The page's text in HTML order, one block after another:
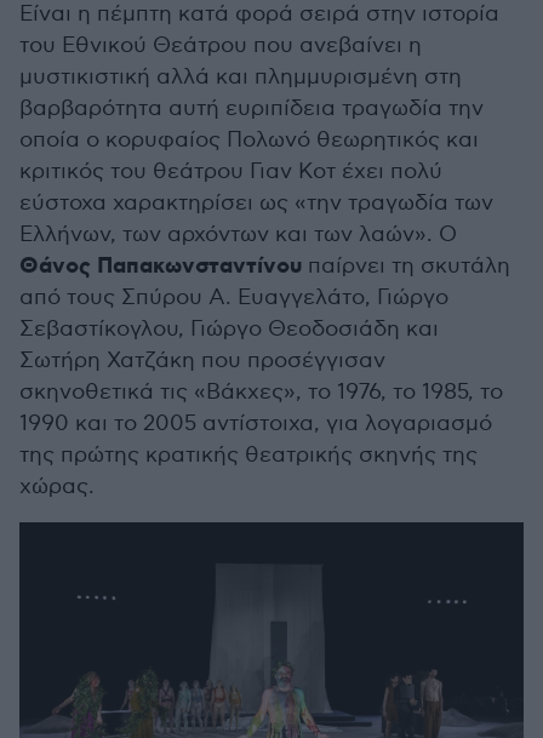
Είναι η πέμπτη κατά φορά σειρά στην ιστορία
του Εθνικού Θεάτρου που ανεβαίνει η
μυστικιστική αλλά και πλημμυρισμένη στη
βαρβαρότητα αυτή ευριπίδεια τραγωδία την
οποία ο κορυφαίος Πολωνό θεωρητικός και
κριτικός του θεάτρου Γιαν Κοτ έχει πολύ
εύστοχα χαρακτηρίσει ως «την τραγωδία των
Ελλήνων, των αρχόντων και των λαών». Ο
Θάνος Παπακωνσταντίνου παίρνει τη σκυτάλη
από τους Σπύρου Α. Ευαγγελάτο, Γιώργο
Σεβαστίκογλου, Γιώργο Θεοδοσιάδη και
Σωτήρη Χατζάκη που προσέγγισαν
σκηνοθετικά τις «Βάκχες», το 1976, το 1985, το
1990 και το 2005 αντίστοιχα, για λογαριασμό
της πρώτης κρατικής θεατρικής σκηνής της
χώρας.